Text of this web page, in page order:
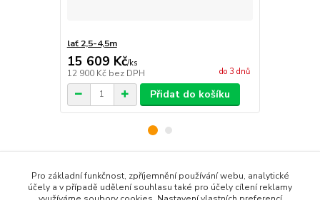
lať 2,5-4,5m
15 609 Kč/ks
12 900 Kč bez DPH do 3 dnů
Přidat do košíku
Zboží zařazeno v kategoriích
Pro základní funkčnost, zpříjemnění používání webu, analytické
účely a v případě udělení souhlasu také pro účely cílení reklamy